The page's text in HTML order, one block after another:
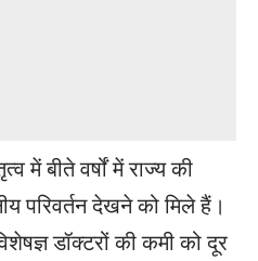
में बीते वर्षों में राज्य की
परिवर्तन देखने को मिले हैं।
डॉक्टरों की कमी को दूर